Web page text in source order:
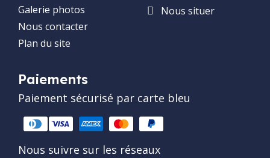
Galerie photos
Nous contacter
Plan du site
Nous situer
Paiements
Paiement sécurisé par carte bleu
Nous suivre sur les réseaux